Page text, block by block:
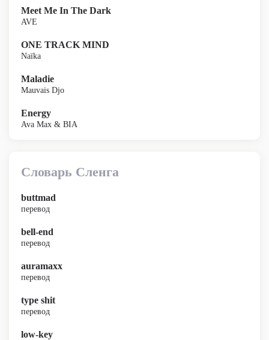
Meet Me In The Dark
AVE
ONE TRACK MIND
Naïka
Maladie
Mauvais Djo
Energy
Ava Max & BIA
Словарь Сленга
buttmad
перевод
bell-end
перевод
auramaxx
перевод
type shit
перевод
low-key